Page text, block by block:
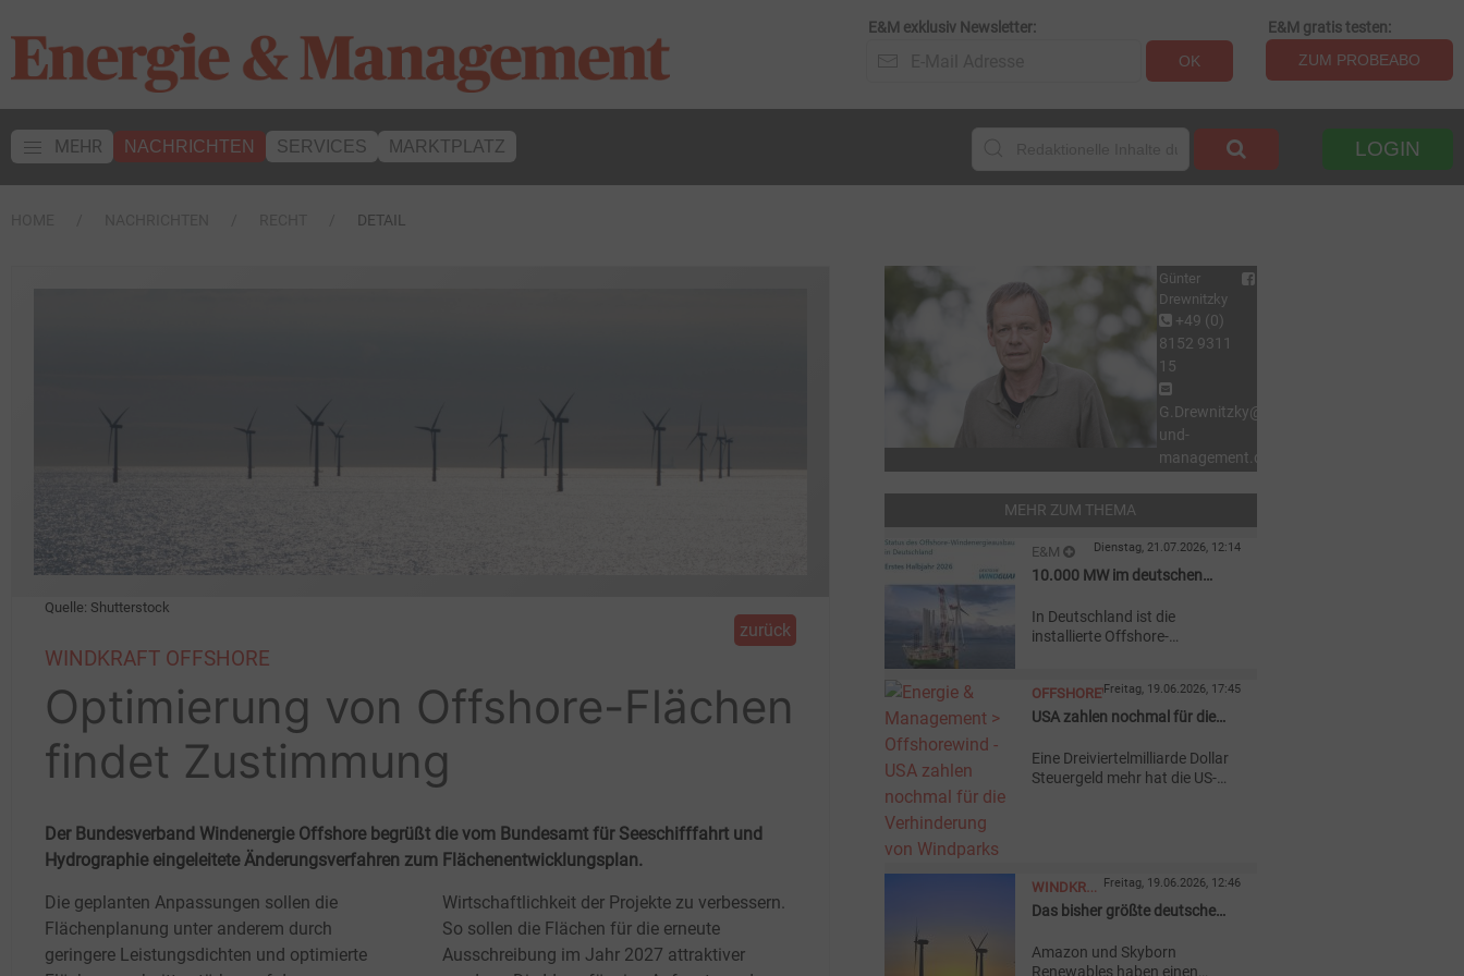
E&M exklusiv Newsletter:
OK
E&M gratis testen:
ZUM PROBEABO
MEHR NACHRICHTEN SERVICES MARKTPLATZ LOGIN
DETAIL
Quelle: Shutterstock
zurück
WINDKRAFT OFFSHORE
Optimierung von Offshore-Flächen
findet Zustimmung
Der Bundesverband Windenergie Offshore begrüßt die vom Bundesamt für Seeschifffahrt und
Hydrographie eingeleitete Änderungsverfahren zum Flächenentwicklungsplan.
Die geplanten Anpassungen sollen die
Flächenplanung unter anderem durch
geringere Leistungsdichten und optimierte
Wirtschaftlichkeit der Projekte zu verbessern.
So sollen die Flächen für die erneute
Ausschreibung im Jahr 2027 attraktiver
Günter
Drewnitzky
+49 (0)
8152 9311
15
G.Drewnitzky@energie-
und-
management.de
MEHR ZUM THEMA
E&M
WINDKRAFT
Dienstag, 21.07.2026, 12:14
10.000 MW im deutschen
In Deutschland ist die
installierte Offshore-
gestiegen. Eine schnelle
Reform des Windenergie-auf-
nötig.
OFFSHOREWINDFreitag, 19.06.2026, 17:45
USA zahlen nochmal für die
Eine Dreiviertelmilliarde Dollar
Steuergeld mehr hat die US-
Gaskraftwerken anderswo.
WINDKRAFT
OFFSHORE
Freitag, 19.06.2026, 12:46
Das bisher größte deutsche
Amazon und Skyborn
Renewables haben einen